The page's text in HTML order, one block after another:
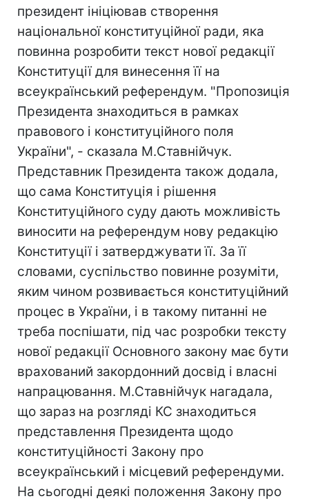
президент ініціював створення
національної конституційної ради, яка
повинна розробити текст нової редакції
Конституції для винесення її на
всеукраїнський референдум. "Пропозиція
Президента знаходиться в рамках
правового і конституційного поля
України", - сказала М.Ставнійчук.
Представник Президента також додала,
що сама Конституція і рішення
Конституційного суду дають можливість
виносити на референдум нову редакцію
Конституції і затверджувати її. За її
словами, суспільство повинне розуміти,
яким чином розвивається конституційний
процес в України, і в такому питанні не
треба поспішати, під час розробки тексту
нової редакції Основного закону має бути
врахований закордонний досвід і власні
напрацювання. М.Ставнійчук нагадала,
що зараз на розгляді КС знаходиться
представлення Президента щодо
конституційності Закону про
всеукраїнський і місцевий референдуми.
На сьогодні деякі положення Закону про